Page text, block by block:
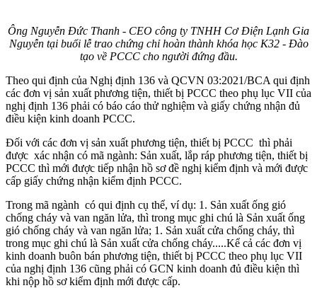
Ông Nguyễn Đức Thanh - CEO công ty TNHH Cơ Điện Lạnh Gia
Nguyễn tại buổi lễ trao chứng chỉ hoàn thành khóa học K32 - Đào
tạo về PCCC cho người đứng đầu.
Theo qui định của Nghị định 136 và QCVN 03:2021/BCA qui định
các đơn vị sản xuất phương tiện, thiết bị PCCC theo phụ lục VII của
nghị định 136 phải có báo cáo thử nghiệm và giấy chứng nhận đủ
điều kiện kinh doanh PCCC.
Đối với các đơn vị sản xuất phương tiện, thiết bị PCCC thì phải
được xác nhận có mã ngành: Sản xuất, lắp ráp phương tiện, thiết bị
PCCC thì mới được tiếp nhận hồ sơ đề nghị kiểm định và mới được
cấp giấy chứng nhận kiểm định PCCC.
Trong mã ngành có qui định cụ thể, ví dụ: 1. Sản xuất ống gió
chống cháy và van ngăn lửa, thì trong mục ghi chú là Sản xuất ống
gió chống cháy và van ngăn lửa; 1. Sản xuất cửa chống cháy, thì
trong mục ghi chú là Sản xuất cửa chống cháy.....Kể cả các đơn vị
kinh doanh buôn bán phương tiện, thiết bị PCCC theo phụ lục VII
của nghị định 136 cũng phải có GCN kinh doanh đủ điều kiện thì
khi nộp hồ sơ kiểm định mới được cấp.